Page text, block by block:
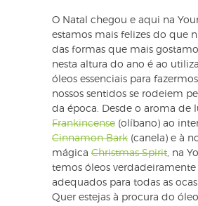
O Natal chegou e aqui na
estamos mais felizes do que
das formas que mais
nesta altura do ano é ao
óleos essenciais para
nossos sentidos se rodeiem
da época. Desde o aroma de
Frankincense (olíbano) ao
Cinnamon Bark (canela) e à
mágica Christmas Spirit , na
temos óleos verdadeiramente
adequados para todas as
Quer estejas à procura do